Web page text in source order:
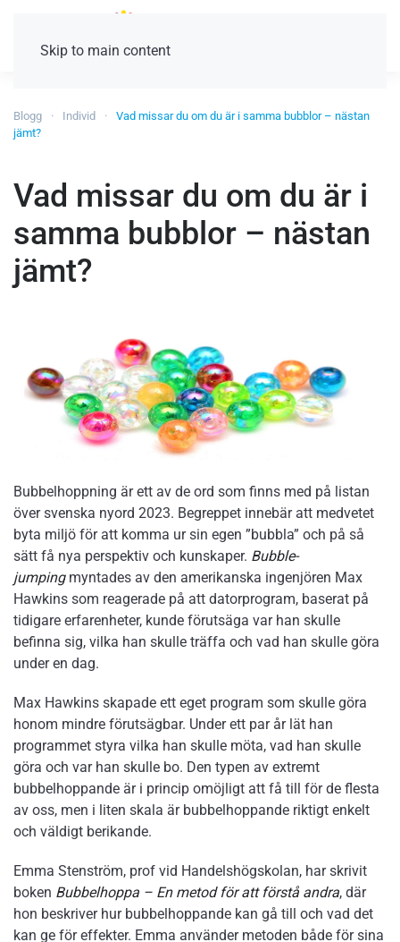
Skip to main content
Blogg Individ
Vad missar du om du är i samma bubblor – nästan
jämt?
Vad missar du om du är i
samma bubblor – nästan
jämt?
Bubbelhoppning är ett av de ord som finns med på listan
över svenska nyord 2023. Begreppet innebär att medvetet
byta miljö för att komma ur sin egen ”bubbla” och på så
sätt få nya perspektiv och kunskaper. Bubble-
jumping myntades av den amerikanska ingenjören Max
Hawkins som reagerade på att datorprogram, baserat på
tidigare erfarenheter, kunde förutsäga var han skulle
befinna sig, vilka han skulle träffa och vad han skulle göra
under en dag.
Max Hawkins skapade ett eget program som skulle göra
honom mindre förutsägbar. Under ett par år lät han
programmet styra vilka han skulle möta, vad han skulle
göra och var han skulle bo. Den typen av extremt
bubbelhoppande är i princip omöjligt att få till för de flesta
av oss, men i liten skala är bubbelhoppande riktigt enkelt
och väldigt berikande.
Emma Stenström, prof vid Handelshögskolan, har skrivit
boken Bubbelhoppa – En metod för att förstå andra, där
hon beskriver hur bubbelhoppande kan gå till och vad det
kan ge för effekter. Emma använder metoden både för sina